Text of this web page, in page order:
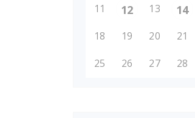
11 12 13 14
18 19 20 21
25 26 27 28